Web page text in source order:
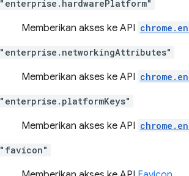
"enterprise.hardwarePlatform"
Memberikan akses ke API
"enterprise.networkingAttributes"
Memberikan akses ke API
"enterprise.platformKeys"
Memberikan akses ke API
"favicon"